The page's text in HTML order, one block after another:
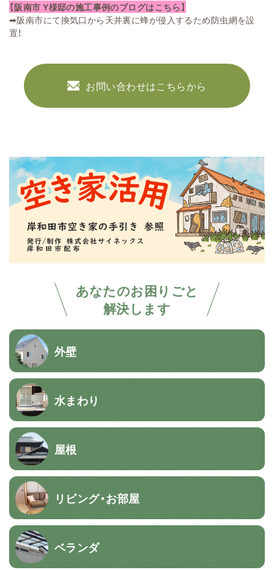
あなたのお困りごと
解決します
外壁
水まわり
屋根
リビング・お部屋
ベランダ
【阪南市 Y様邸の施工事例のブログはこちら】
➡阪南市にて換気口から天井裏に蜂が侵入するため防虫網を設
置！
お問い合わせはこちらから